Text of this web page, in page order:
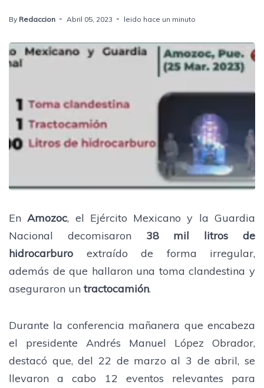
By Redaccion Abril 05, 2023 leido hace un minuto
EnAmozoc, el Ejército Mexicano y la Guardia
Nacional decomisaron 38 mil litros de
hidrocarburo extraído de forma irregular,
además de que hallaron una toma clandestina y
aseguraron un tractocamión.
Durante la conferencia mañanera que encabeza
el presidente Andrés Manuel López Obrador,
destacó que, del 22 de marzo al 3 de abril, se
llevaron a cabo 12 eventos relevantes para